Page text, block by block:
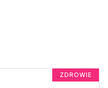
ZDROWIE